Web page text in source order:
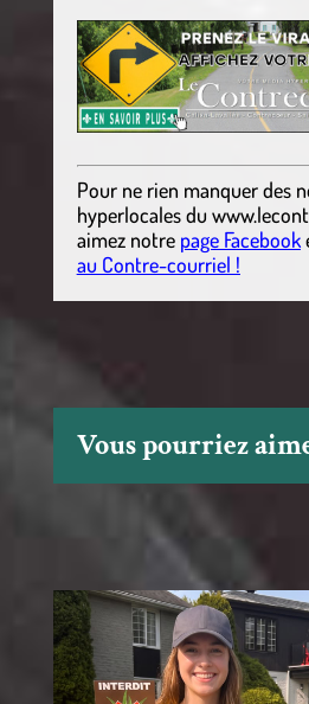
Pour ne rien manquer des
hyperlocalesdu
aimez notre page Facebook
au Contre-courriel !
Vous pourriez